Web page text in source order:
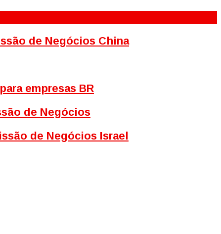
de Negócios China
empresas BR
de Negócios
de Negócios Israel